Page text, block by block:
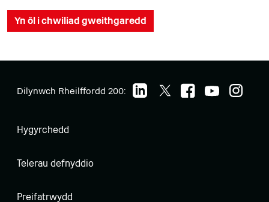
Yn ôl i chwiliad gweithgaredd
Dilynwch Rheilffordd 200:
Hygyrchedd
Telerau defnyddio
Preifatrwydd